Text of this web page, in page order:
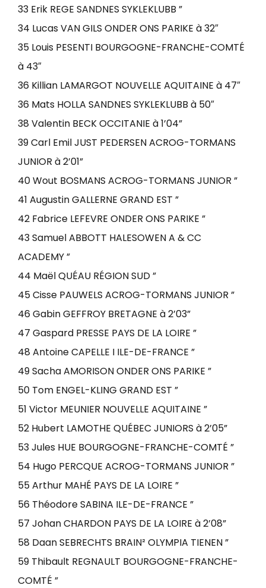
33 Erik REGE SANDNES SYKLEKLUBB ”
34 Lucas VAN GILS ONDER ONS PARIKE à 32″
35 Louis PESENTI BOURGOGNE-FRANCHE-COMTÉ
à 43″
36 Killian LAMARGOT NOUVELLE AQUITAINE à 47″
36 Mats HOLLA SANDNES SYKLEKLUBB à 50″
38 Valentin BECK OCCITANIE à 1’04”
39 Carl Emil JUST PEDERSEN ACROG-TORMANS
JUNIOR à 2’01”
40 Wout BOSMANS ACROG-TORMANS JUNIOR ”
41 Augustin GALLERNE GRAND EST ”
42 Fabrice LEFEVRE ONDER ONS PARIKE ”
43 Samuel ABBOTT HALESOWEN A & CC
ACADEMY ”
44 Maël QUÉAU RÉGION SUD ”
45 Cisse PAUWELS ACROG-TORMANS JUNIOR ”
46 Gabin GEFFROY BRETAGNE à 2’03”
47 Gaspard PRESSE PAYS DE LA LOIRE ”
48 Antoine CAPELLE I ILE-DE-FRANCE ”
49 Sacha AMORISON ONDER ONS PARIKE ”
50 Tom ENGEL-KLING GRAND EST ”
51 Victor MEUNIER NOUVELLE AQUITAINE ”
52 Hubert LAMOTHE QUÉBEC JUNIORS à 2’05”
53 Jules HUE BOURGOGNE-FRANCHE-COMTÉ ”
54 Hugo PERCQUE ACROG-TORMANS JUNIOR ”
55 Arthur MAHÉ PAYS DE LA LOIRE ”
56 Théodore SABINA ILE-DE-FRANCE ”
57 Johan CHARDON PAYS DE LA LOIRE à 2’08”
58 Daan SEBRECHTS BRAIN² OLYMPIA TIENEN ”
59 Thibault REGNAULT BOURGOGNE-FRANCHE-
COMTÉ ”